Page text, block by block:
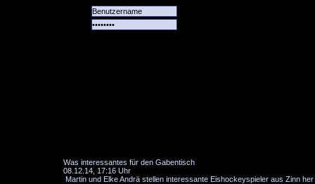
Was interessantes für den Gabentisch
08.12.14, 17:16 Uhr
Martin und Elke Andrä stellen interessante Eishockeyspieler aus Zinn